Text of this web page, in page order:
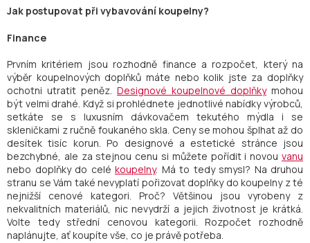
Jak postupovat při vybavování koupelny?
Finance
Prvním kritériem jsou rozhodně finance a rozpočet, který na
výběr koupelnových doplňků máte nebo kolik jste za doplňky
ochotni utratit peněz. Designové koupelnové doplňkymohou
být velmi drahé. Když si prohlédnete jednotlivé nabídky výrobců,
setkáte se s luxusním dávkovačem tekutého mýdla i se
skleničkami z ručně foukaného skla. Ceny se mohou šplhat až do
desítek tisíc korun. Po designové a estetické stránce jsou
bezchybné, ale za stejnou cenu si můžete pořídit i novou vanu
nebo doplňky do celé koupelny. Má to tedy smysl? Na druhou
stranu se Vám také nevyplatí pořizovat doplňky do koupelny z té
nejnižší cenové kategori. Proč? Většinou jsou vyrobeny z
nekvalitních materiálů, nic nevydrží a jejich životnost je krátká.
Volte tedy střední cenovou kategorii. Rozpočet rozhodně
naplánujte, ať koupíte vše, co je právě potřeba.